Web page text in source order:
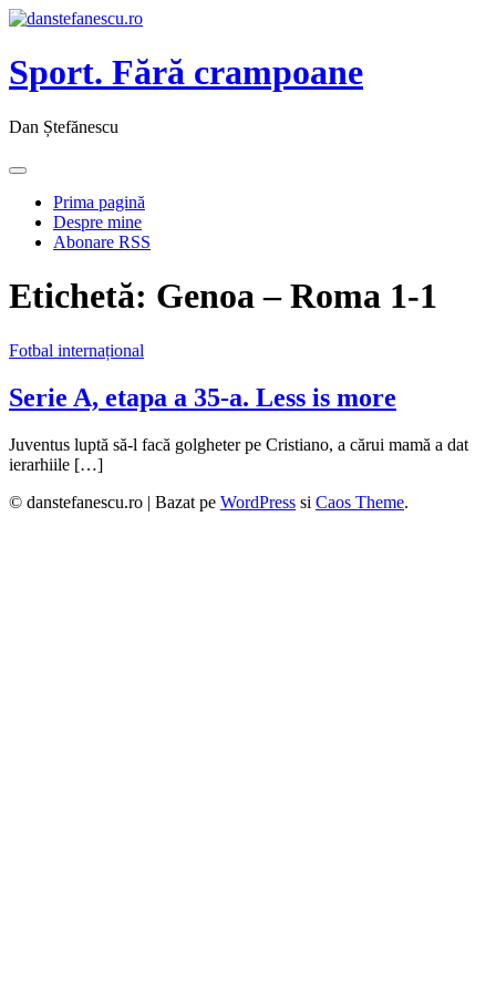
Sport. Fără crampoane
Dan Ștefănescu
Prima pagină
Despre mine
Abonare RSS
Etichetă: Genoa – Roma 1-1
Fotbal internațional
Serie A, etapa a 35-a. Less is more
Juventus luptă să-l facă golgheter pe Cristiano, a cărui mamă a dat
ierarhiile […]
© danstefanescu.ro | Bazat pe WordPress si Caos Theme.